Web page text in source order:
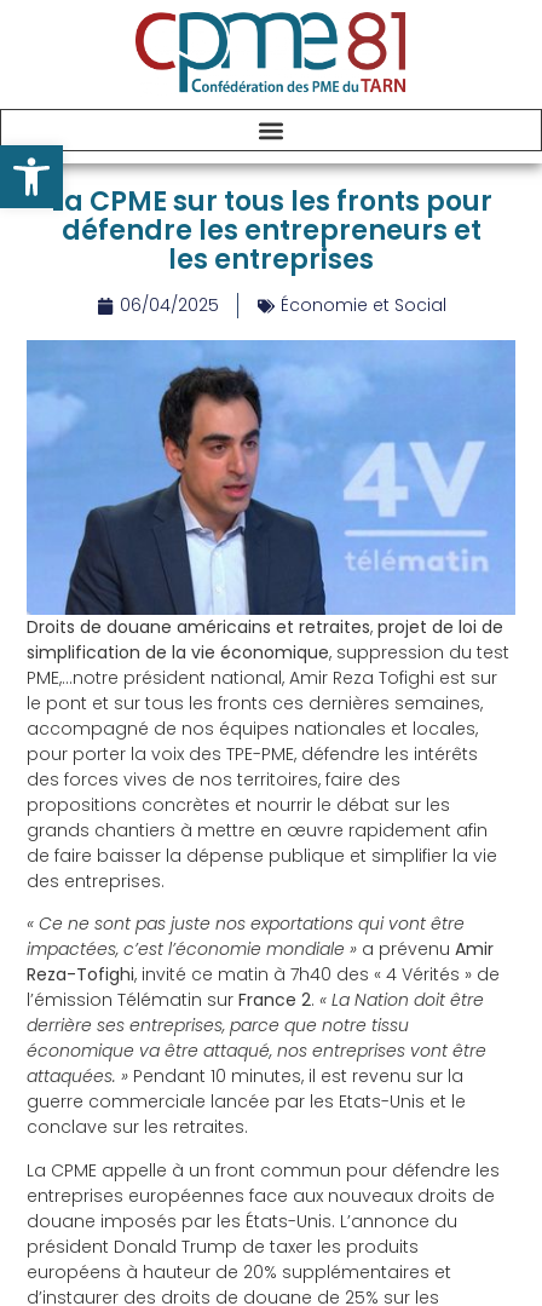
La CPME sur tous les fronts pour
défendre les entrepreneurs et
les entreprises
06/04/2025 Économie et Social
Droits de douane américains et retraites,projet de loi de
simplification de la vie économique, suppression du test
PME,…notre président national, Amir Reza Tofighi est sur
le pont et sur tous les fronts ces dernières semaines,
accompagné de nos équipes nationales et locales,
pour porter la voix des TPE-PME, défendre les intérêts
des forces vives de nos territoires, faire des
propositions concrètes et nourrir le débat sur les
grands chantiers à mettre en œuvre rapidement afin
de faire baisser la dépense publique et simplifier la vie
des entreprises.
« Ce ne sont pas juste nos exportations qui vont être
impactées, c’est l’économie mondiale » a prévenuAmir
Reza-Tofighi, invité ce matin à 7h40 des « 4 Vérités » de
l’émission Télématin surFrance 2.« La Nation doit être
derrière ses entreprises, parce que notre tissu
économique va être attaqué, nos entreprises vont être
attaquées. » Pendant 10 minutes, il est revenu sur la
guerre commerciale lancée par les Etats-Unis et le
conclave sur les retraites.
La CPME appelle à un front commun pour défendre les
entreprises européennes face aux nouveaux droits de
douane imposés par les États-Unis. L’annonce du
président Donald Trump de taxer les produits
européens à hauteur de 20% supplémentaires et
d’instaurer des droits de douane de 25% sur les
Ouvrir la barre d’outils